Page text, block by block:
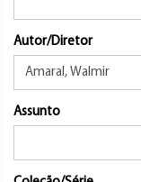
Autor/Diretor
Assunto